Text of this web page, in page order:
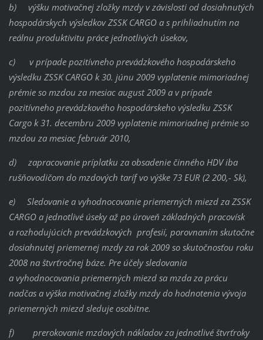
b)
výšku motivačnej zložky mzdy v závislosti od dosiahnutých
hospodárskych výsledkov ZSSK CARGO a s prihliadnutím na
reálnu produktivitu práce jednotlivých úsekov,
c)
v prípade pozitívneho prevádzkového hospodárskeho
výsledku ZSSK CARGO k 30. júnu 2009 vyplatenie mimoriadnej
prémie so mzdou za mesiac august 2009 a v prípade
pozitívneho prevádzkového hospodárskeho výsledku ZSSK
Cargo k 31. decembru 2009 vyplatenie mimoriadnej prémie so
mzdou za mesiac február 2010,
d)
zapracovanie príplatku za obsadenie činného HDV iba
rušňovodičom do mzdových taríf vo výške 73 EUR (2 200,- Sk),
e)
Sledovanie a vyhodnocovanie priemerných miezd za ZSSK
CARGO a jednotlivé úseky až po úroveň základných pracovísk
a rozhodujúcich prevádzkových profesií, porovnaním skutočne
dosiahnutej priemernej mzdy za rok 2009 so skutočnosťou roku
2008 na štvrťročnej báze. Pre účely sledovania
a vyhodnocovania priemerných miezd sa mzda za prácu
nadčas a výška motivačnej zložky mzdy do hodnotenia vývoja
priemerných miezd sleduje osobitne.
f) prerokovanie mzdových nákladov za jednotlivé štvrťroky